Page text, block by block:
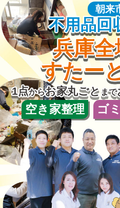
朝来
不用品回
兵庫
すたー
1点からお家丸ごとまで
空き家整理 ゴ